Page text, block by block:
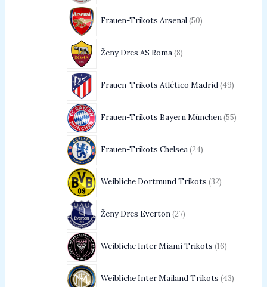
Frauen-Trikots Arsenal 50
Ženy Dres AS Roma 8
Frauen-Trikots Atlético Madrid 49
Frauen-Trikots Bayern München 55
Frauen-Trikots Chelsea 24
Weibliche Dortmund Trikots 32
Ženy Dres Everton 27
Weibliche Inter Miami Trikots 16
Weibliche Inter Mailand Trikots 43